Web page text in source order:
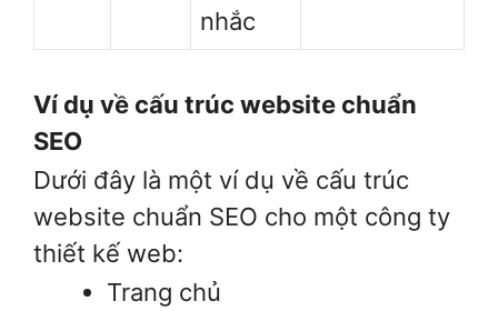
nhắc
Ví dụ về cấu trúc website chuẩn
SEO
Dưới đây là một ví dụ về cấu trúc
website chuẩn SEO cho một công ty
thiết kế web:
Trang chủ